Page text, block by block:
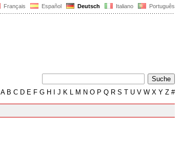
Français Español Deutsch Italiano Português
AB C D E F G H J K L M N O P Q R S T U V W X Y Z #